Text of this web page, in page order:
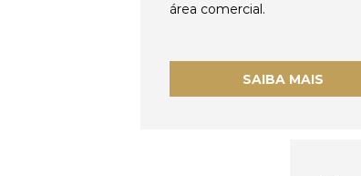
área comercial.
SAIBA MAIS